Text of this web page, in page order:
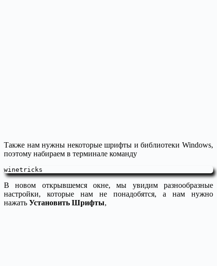
Также нам нужны некоторые шрифты и библиотеки Windows,
поэтому набираем в терминале команду
winetricks
В новом открывшемся окне, мы увидим разнообразные
настройки, которые нам не понадобятся, а нам нужно
нажать Установить Шрифты,